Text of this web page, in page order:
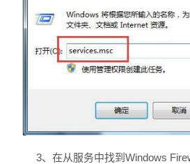
3、在从服务中找到Windows